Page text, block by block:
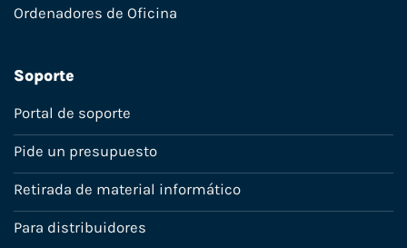
Ordenadores de Oficina
Soporte
Portal de soporte
Pide un presupuesto
Retirada de material informático
Para distribuidores